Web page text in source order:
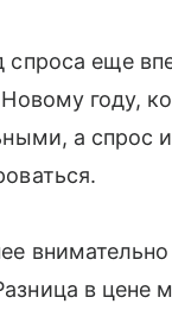
еще
году,
а спрос
в цене